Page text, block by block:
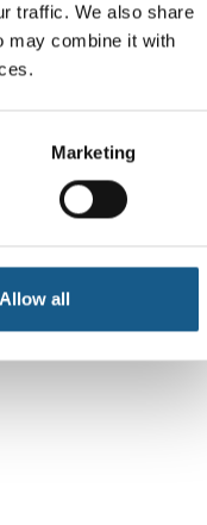
traffic. We also share
may combine it with
Marketing
Allow all